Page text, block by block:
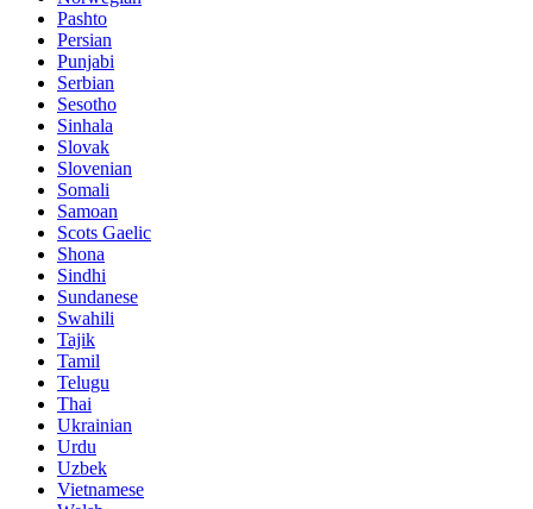
Pashto
Persian
Punjabi
Serbian
Sesotho
Sinhala
Slovak
Slovenian
Somali
Samoan
Scots Gaelic
Shona
Sindhi
Sundanese
Swahili
Tajik
Tamil
Telugu
Thai
Ukrainian
Urdu
Uzbek
Vietnamese